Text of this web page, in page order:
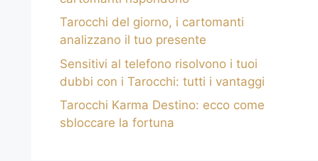
Tarocchi del giorno, i cartomanti
analizzano il tuo presente
Sensitivi al telefono risolvono i tuoi
dubbi con i Tarocchi: tutti i vantaggi
Tarocchi Karma Destino: ecco come
sbloccare la fortuna